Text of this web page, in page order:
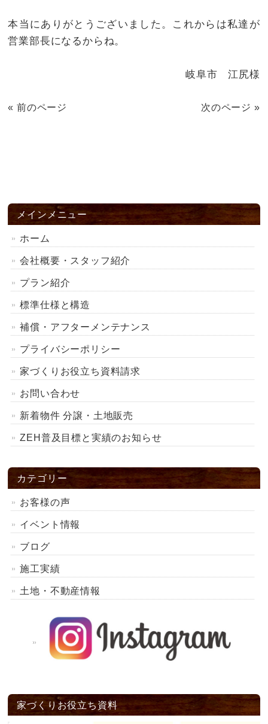
本当にありがとうございました。これからは私達が
営業部長になるからね。
岐阜市 江尻様
« 前のページ 次のページ »
メインメニュー
ホーム
会社概要・スタッフ紹介
プラン紹介
標準仕様と構造
補償・アフターメンテナンス
プライバシーポリシー
家づくりお役立ち資料請求
お問い合わせ
新着物件 分譲・土地販売
ZEH普及目標と実績のお知らせ
カテゴリー
お客様の声
イベント情報
ブログ
施工実績
土地・不動産情報
家づくりお役立ち資料